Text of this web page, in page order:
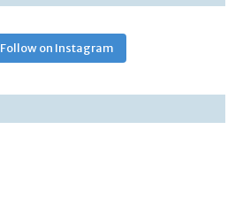
Follow on Instagram